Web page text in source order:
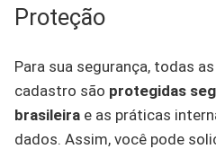
Proteção
Para sua segurança, todas
cadastro são protegidas
brasileira e as práticas
dados. Assim, você pode